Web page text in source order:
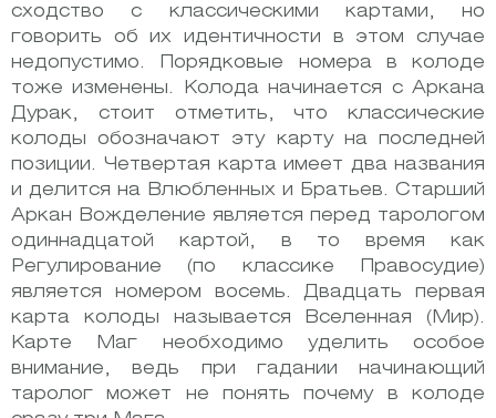
сходство с классическими картами, но
говорить об их идентичности в этом случае
недопустимо. Порядковые номера в колоде
тоже изменены. Колода начинается с Аркана
Дурак, стоит отметить, что классические
колоды обозначают эту карту на последней
позиции. Четвертая карта имеет два названия
и делится на Влюбленных и Братьев. Старший
Аркан Вожделение является перед тарологом
одиннадцатой картой, в то время как
Регулирование (по классике Правосудие)
является номером восемь. Двадцать первая
карта колоды называется Вселенная (Мир).
Карте Маг необходимо уделить особое
внимание, ведь при гадании начинающий
таролог может не понять почему в колоде